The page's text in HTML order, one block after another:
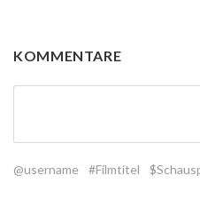
KOMMENTARE
@username #Filmtitel